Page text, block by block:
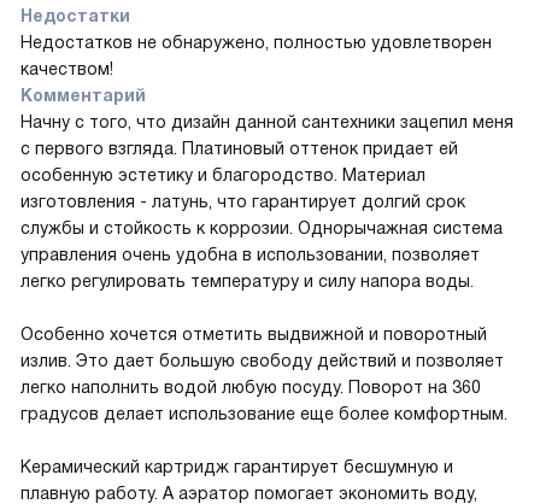
Недостатки
Недостатков не обнаружено, полностью удовлетворен
качеством!
Комментарий
Начну с того, что дизайн данной сантехники зацепил меня
с первого взгляда. Платиновый оттенок придает ей
особенную эстетику и благородство. Материал
изготовления - латунь, что гарантирует долгий срок
службы и стойкость к коррозии. Однорычажная система
управления очень удобна в использовании, позволяет
легко регулировать температуру и силу напора воды.
Особенно хочется отметить выдвижной и поворотный
излив. Это дает большую свободу действий и позволяет
легко наполнить водой любую посуду. Поворот на 360
градусов делает использование еще более комфортным.
Керамический картридж гарантирует бесшумную и
плавную работу. А аэратор помогает экономить воду,